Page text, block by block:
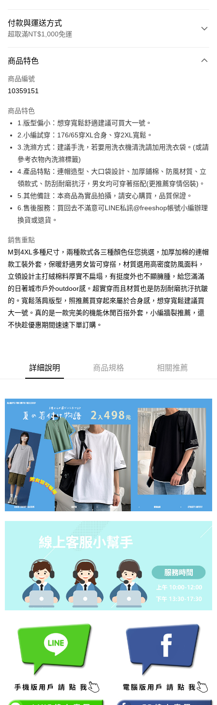
付款與運送方式
超取滿NT$1,000免運
信用卡一次付款
超商取貨付款
Apple Pay
街口支付
悠遊付
ATM付款
運送方式
付款後全家取貨
7-11取貨付款
每筆NT$80，滿NT$1,000(含以上)免運費
每筆NT$80，滿NT$1,000(含以上)免運費
外島郵寄
商品特色
商品編號
10359151
商品特色
1.版型偏小：想穿寬鬆舒適建議可買大一號。
2.小編試穿：176/65穿XL合身、穿2XL寬鬆。
3.洗滌方式：建議手洗，若要用洗衣機清洗請加用洗衣袋。(或請
參考衣物內洗滌標籤)
4.產品特點：連帽造型、大口袋設計、加厚鋪棉、防風材質、立
領款式、防刮耐磨抗汙，男女均可穿著搭配(更推薦穿情侶裝)。
5.其他備註：本商品為實品拍攝，請安心購買，品質保證。
6.售後服務：買回去不滿意可LINE私訊@freeshop帳號小編辦理
換貨或退貨。
銷售重點
M到4XL多種尺寸，兩種款式各三種顏色任您挑選，加厚加棉的連帽
款工裝外套，保暖舒適男女皆可穿搭，材質選用高密度防風面料，
立領設計主打絨棉料厚實不扁塌，有挺度外也不顯臃腫，給您滿滿
的日著城市戶外outdoor感。超實穿而且材質也是防刮耐磨抗汙抗皺
的。寬鬆落肩版型，照推薦買穿起來屬於合身感，想穿寬鬆建議買
大一號。真的是一款完美的機能休閒百搭外套，小編牆裂推薦，還
不快趁優惠期間速速下單訂購。
詳細說明 商品規格 相關推薦